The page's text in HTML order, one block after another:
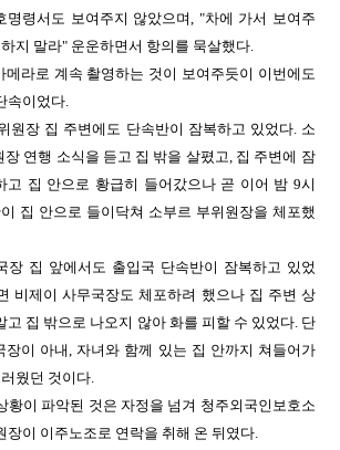
명령서도 보여주지 않았으며, "차에 가서 보여주
지 말라" 운운하면서 항의를 묵살했다.
메라로 계속 촬영하는 것이 보여주듯이 이번에도
속이었다.
원장 집 주변에도 단속반이 잠복하고 있었다. 소
연행 소식을 듣고 집 밖을 살폈고, 집 주변에 잠
고 집 안으로 황급히 들어갔으나 곧 이어 밤 9시
집 안으로 들이닥쳐 소부르 부위원장을 체포했
장 집 앞에서도 출입국 단속반이 잠복하고 있었
비제이 사무국장도 체포하려 했으나 집 주변 상
고 집 밖으로 나오지 않아 화를 피할 수 있었다. 단
장이 아내, 자녀와 함께 있는 집 안까지 쳐들어가
웠던 것이다.
황이 파악된 것은 자정을 넘겨 청주외국인보호소
장이 이주노조로 연락을 취해 온 뒤였다.